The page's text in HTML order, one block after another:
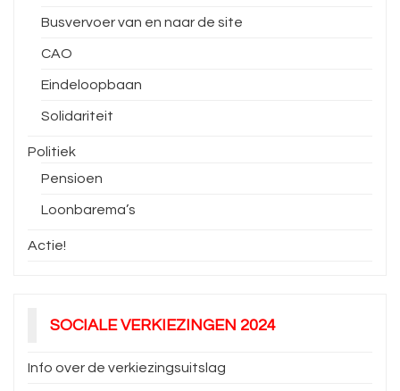
Busvervoer van en naar de site
CAO
Eindeloopbaan
Solidariteit
Politiek
Pensioen
Loonbarema’s
Actie!
SOCIALE VERKIEZINGEN 2024
Info over de verkiezingsuitslag